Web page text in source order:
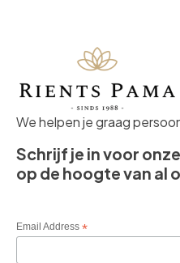
We helpen je graag
Schrijf je in voor
op de hoogte van al
Email Address *